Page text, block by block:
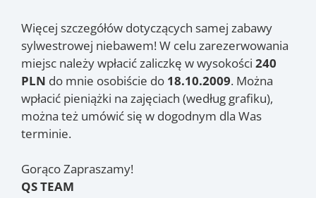
Więcej szczegółów dotyczących samej zabawy
sylwestrowej niebawem! W celu zarezerwowania
miejsc należy wpłacić zaliczkę w wysokości 240
PLN do mnie osobiście do 18.10.2009. Można
wpłacić pieniążki na zajęciach (według grafiku),
można też umówić się w dogodnym dla Was
terminie.
Gorąco Zapraszamy!
QS TEAM